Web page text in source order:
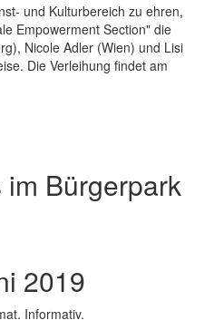
und Kulturbereich zu ehren,
Empowerment Section" die
Nicole Adler (Wien) und Lisi
Die Verleihung findet am
Bürgerpark
2019
Informativ.